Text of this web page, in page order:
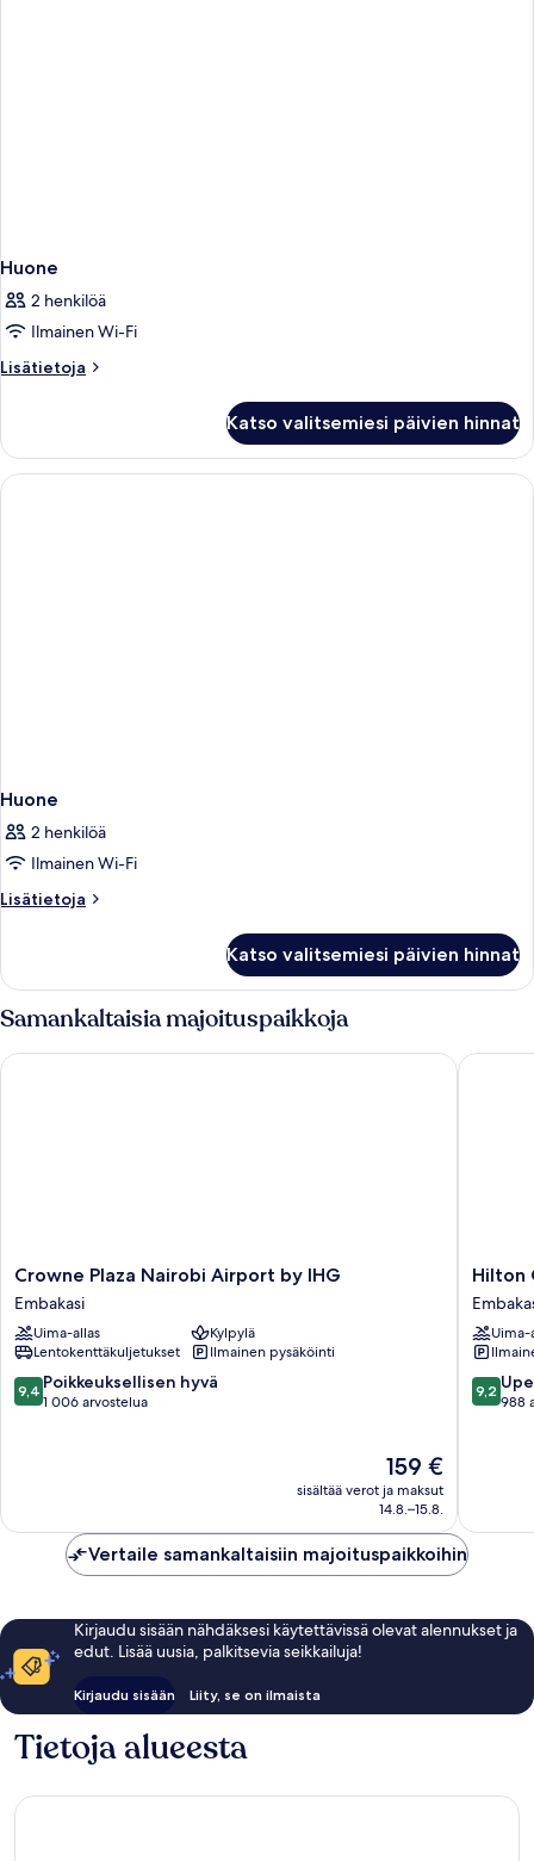
Huone
2 henkilöä
Ilmainen Wi-Fi
Lisätietoja
Lisätietoja
Katso valitsemiesi päivien hinnat
Huone
2 henkilöä
Ilmainen Wi-Fi
Lisätietoja
Lisätietoja
Katso valitsemiesi päivien hinnat
Samankaltaisia majoituspaikkoja
Crowne
Plaza
Nairobi
Airport
by
IHG
Embakasi
Crowne Plaza Nairobi Airport by IHG
Embakasi
Uima-allas
Kylpylä
Lentokenttäkuljetukset
Ilmainen pysäköinti
9.4
kautta
9,4 Poikkeuksellisen hyvä
1 006 arvostelua
Hinta
on
159 €
159 €
sisältää verot ja maksut
14.8.–15.8.
Crowne Plaza Nairobi Airport by IHG
Hilton
Garden
Inn
Nairobi
Airport
Hilton
Uima-
9.2
kautta
9,2
988
Hilton
Vertaile samankaltaisiin majoituspaikkoihin
Kirjaudu sisään nähdäksesi käytettävissä olevat alennukset ja
edut. Lisää uusia, palkitsevia seikkailuja!
Kirjaudu sisään Liity, se on ilmaista
Tietoja alueesta